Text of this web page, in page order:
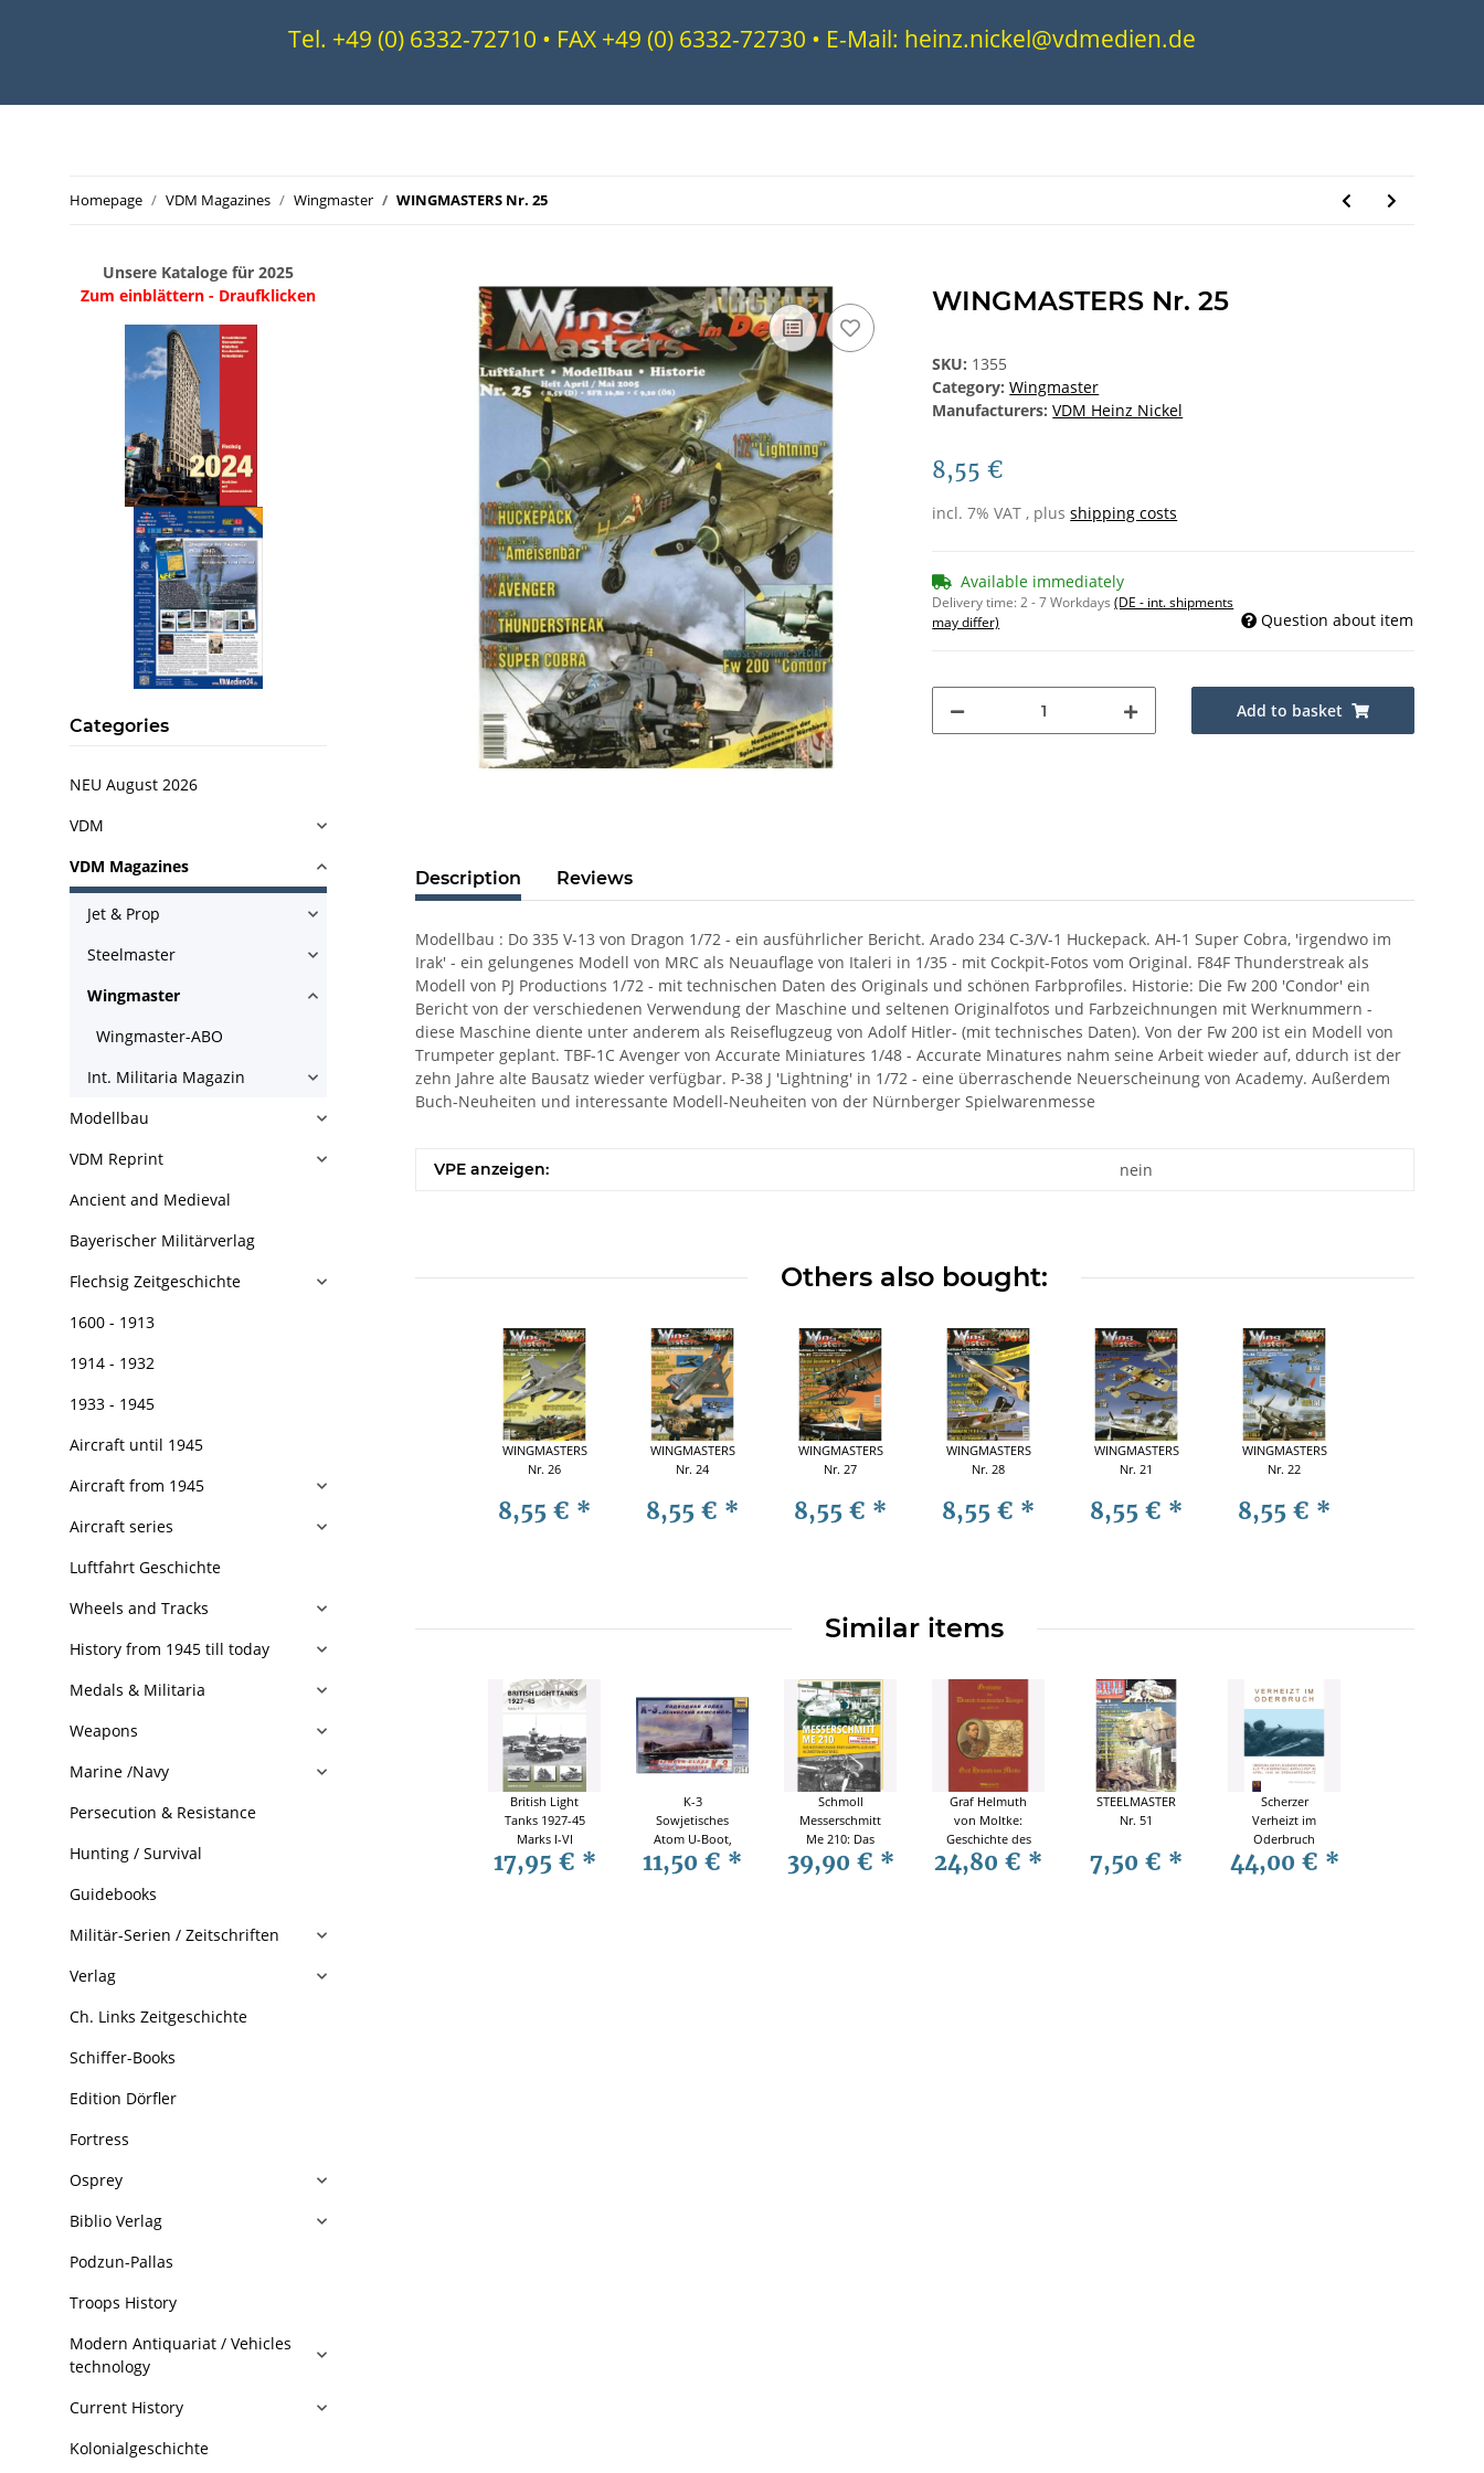
Tel. +49 (0) 6332-72710 • FAX +49 (0) 6332-72730 • E-Mail: heinz.nickel@vdmedien.de
Homepage VDM Magazines Wingmaster WINGMASTERS Nr. 25
WINGMASTERS Nr. 25
SKU: 1355
Category:Wingmaster
Manufacturers: VDM Heinz Nickel
8,55 €
incl. 7% VAT , plusshipping costs
Available immediately
Delivery time:2 - 7 Workdays(DE - int. shipments
may differ)
Question about item
Add to basket
Description Reviews
Modellbau : Do 335 V-13 von Dragon 1/72 - ein ausführlicher Bericht. Arado 234 C-3/V-1 Huckepack. AH-1 Super Cobra, 'irgendwo im
Irak' - ein gelungenes Modell von MRC als Neuauflage von Italeri in 1/35 - mit Cockpit-Fotos vom Original. F84F Thunderstreak als
Modell von PJ Productions 1/72 - mit technischen Daten des Originals und schönen Farbprofiles. Historie: Die Fw 200 'Condor' ein
Bericht von der verschiedenen Verwendung der Maschine und seltenen Originalfotos und Farbzeichnungen mit Werknummern -
diese Maschine diente unter anderem als Reiseflugzeug von Adolf Hitler- (mit technisches Daten). Von der Fw 200 ist ein Modell von
Trumpeter geplant. TBF-1C Avenger von Accurate Miniatures 1/48 - Accurate Minatures nahm seine Arbeit wieder auf, ddurch ist der
zehn Jahre alte Bausatz wieder verfügbar. P-38 J 'Lightning' in 1/72 - eine überraschende Neuerscheinung von Academy. Außerdem
Buch-Neuheiten und interessante Modell-Neuheiten von der Nürnberger Spielwarenmesse
VPE anzeigen: nein
Others also bought:
WINGMASTERS
Nr. 26
8,55 € *
WINGMASTERS
Nr. 24
8,55 € *
WINGMASTERS
Nr. 27
8,55 € *
WINGMASTERS
Nr. 28
8,55 € *
WINGMASTERS
Nr. 21
8,55 € *
WINGMASTERS
Nr. 22
8,55 € *
Similar items
British Light
Tanks 1927-45
Marks I-VI
Osprey (NVG
Nr. 217)
17,95 € *
K-3
Sowjetisches
Atom U-Boot,
Zvezda 9035, M
1:350
11,50 € *
Schmoll
Messerschmitt
Me 210: Das
Rüstungsfiasko
eines
39,90 € *
Graf Helmuth
von Moltke:
Geschichte des
Deutsch-
französischen
24,80 € *
STEELMASTER
Nr. 51
7,50 € *
Scherzer
Verheizt im
Oderbruch
Überzähliges
fliegendes
44,00 € *
Unsere Kataloge für 2025
Zum einblättern - Draufklicken
Categories
NEU August 2026
VDM
VDM Magazines
Jet & Prop
Steelmaster
Wingmaster
Wingmaster-ABO
Int. Militaria Magazin
Modellbau
VDM Reprint
Ancient and Medieval
Bayerischer Militärverlag
Flechsig Zeitgeschichte
1600 - 1913
1914 - 1932
1933 - 1945
Aircraft until 1945
Aircraft from 1945
Aircraft series
Luftfahrt Geschichte
Wheels and Tracks
History from 1945 till today
Medals & Militaria
Weapons
Marine /Navy
Persecution & Resistance
Hunting / Survival
Guidebooks
Militär-Serien / Zeitschriften
Verlag
Ch. Links Zeitgeschichte
Schiffer-Books
Edition Dörfler
Fortress
Osprey
Biblio Verlag
Podzun-Pallas
Troops History
Modern Antiquariat / Vehicles
technology
Current History
Kolonialgeschichte